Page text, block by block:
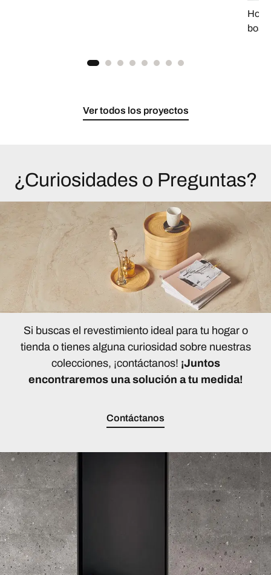
Ver todos los proyectos
¿Curiosidades o Preguntas?
Si buscas el revestimiento ideal para tu hogar o
tienda o tienes alguna curiosidad sobre nuestras
colecciones, ¡contáctanos! ¡Juntos
encontraremos una solución a tu medida!
Contáctanos